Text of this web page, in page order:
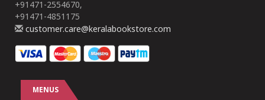
+91471-2554670,
+91471-4851175
customer.care@keralabookstore.com
MENUS